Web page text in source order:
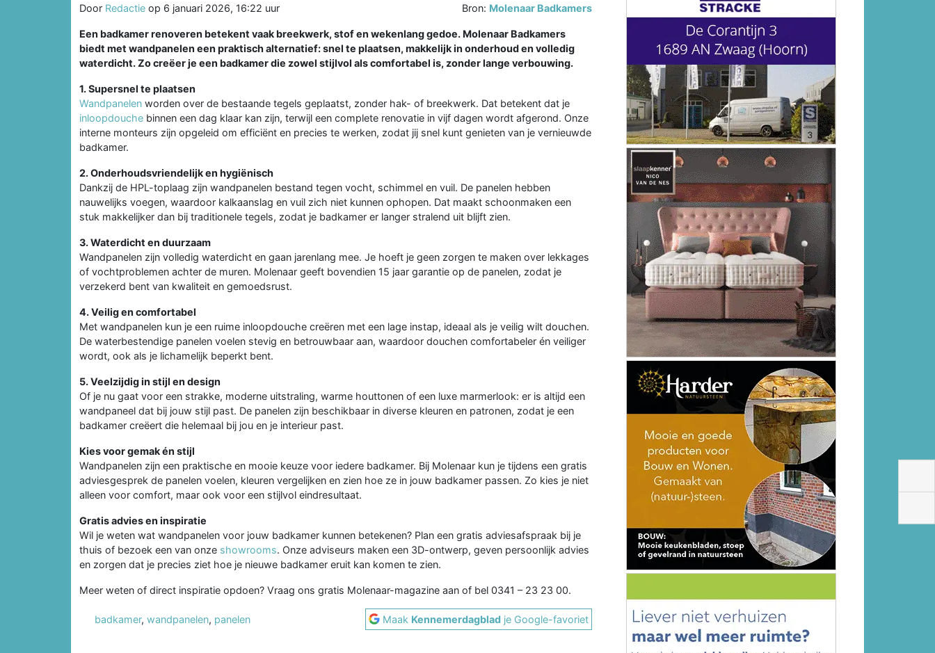
Door Redactie op 6 januari 2026, 16:22 uur Bron: Molenaar Badkamers
Een badkamer renoveren betekent vaak breekwerk, stof en wekenlang gedoe. Molenaar Badkamers
biedt met wandpanelen een praktisch alternatief: snel te plaatsen, makkelijk in onderhoud en volledig
waterdicht. Zo creëer je een badkamer die zowel stijlvol als comfortabel is, zonder lange verbouwing.
1. Supersnel te plaatsen
Wandpanelen worden over de bestaande tegels geplaatst, zonder hak- of breekwerk. Dat betekent dat je
inloopdouche binnen een dag klaar kan zijn, terwijl een complete renovatie in vijf dagen wordt afgerond. Onze
interne monteurs zijn opgeleid om efficiënt en precies te werken, zodat jij snel kunt genieten van je vernieuwde
badkamer.
2. Onderhoudsvriendelijk en hygiënisch
Dankzij de HPL-toplaag zijn wandpanelen bestand tegen vocht, schimmel en vuil. De panelen hebben
nauwelijks voegen, waardoor kalkaanslag en vuil zich niet kunnen ophopen. Dat maakt schoonmaken een
stuk makkelijker dan bij traditionele tegels, zodat je badkamer er langer stralend uit blijft zien.
3. Waterdicht en duurzaam
Wandpanelen zijn volledig waterdicht en gaan jarenlang mee. Je hoeft je geen zorgen te maken over lekkages
of vochtproblemen achter de muren. Molenaar geeft bovendien 15 jaar garantie op de panelen, zodat je
verzekerd bent van kwaliteit en gemoedsrust.
4. Veilig en comfortabel
Met wandpanelen kun je een ruime inloopdouche creëren met een lage instap, ideaal als je veilig wilt douchen.
De waterbestendige panelen voelen stevig en betrouwbaar aan, waardoor douchen comfortabeler én veiliger
wordt, ook als je lichamelijk beperkt bent.
5. Veelzijdig in stijl en design
Of je nu gaat voor een strakke, moderne uitstraling, warme houttonen of een luxe marmerlook: er is altijd een
wandpaneel dat bij jouw stijl past. De panelen zijn beschikbaar in diverse kleuren en patronen, zodat je een
badkamer creëert die helemaal bij jou en je interieur past.
Kies voor gemak én stijl
Wandpanelen zijn een praktische en mooie keuze voor iedere badkamer. Bij Molenaar kun je tijdens een gratis
adviesgesprek de panelen voelen, kleuren vergelijken en zien hoe ze in jouw badkamer passen. Zo kies je niet
alleen voor comfort, maar ook voor een stijlvol eindresultaat.
Gratis advies en inspiratie
Wil je weten wat wandpanelen voor jouw badkamer kunnen betekenen? Plan een gratis adviesafspraak bij je
thuis of bezoek een van onze showrooms. Onze adviseurs maken een 3D-ontwerp, geven persoonlijk advies
en zorgen dat je precies ziet hoe je nieuwe badkamer eruit kan komen te zien.
Meer weten of direct inspiratie opdoen? Vraag ons gratis Molenaar-magazine aan of bel 0341 – 23 23 00.
badkamer, wandpanelen, panelen Maak Kennemerdagblad je Google-favoriet